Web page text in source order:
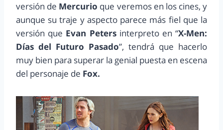
versión de Mercurio que veremos en los cines, y
aunque su traje y aspecto parece más fiel que la
versión que Evan Petersinterpreto en “X-Men:
Días del Futuro Pasado”, tendrá que hacerlo
muy bien para superar la genial puesta en escena
del personaje de Fox.